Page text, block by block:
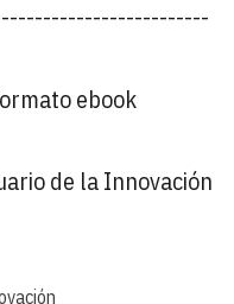
ebook
de la Innovación